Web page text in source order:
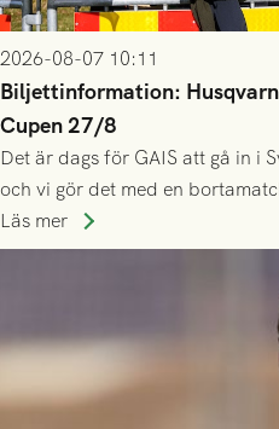
2026-08-07 10:11
Biljettinformation:
Cupen 27/8
Det är dags för GAIS att gå in i
och vi gör det med en
Husqvarna FF. Häng med och
Läs mer